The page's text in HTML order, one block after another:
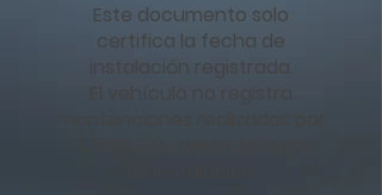
Este documento solo
certifica la fecha de
instalación registrada.
El vehículo no registra